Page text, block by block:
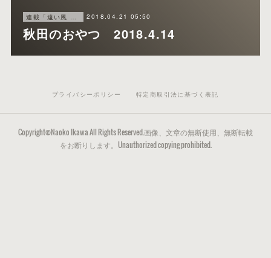
2018.04.21 05:50
秋田のおやつ 2018.4.14
プライバシーポリシー 特定商取引法に基づく表記
Copyright©Naoko Ikawa All Rights Reserved.画像、文章の無断使用、無断転載
をお断りします。Unauthorized copying prohibited.